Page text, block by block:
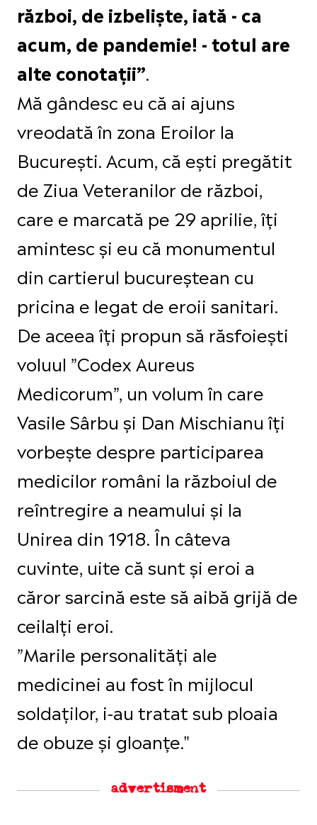
război, de izbeliște, iată - ca
acum, de pandemie! - totul are
alte conotații”.
Mă gândesc eu că ai ajuns
vreodată în zona Eroilor la
București. Acum, că ești pregătit
de Ziua Veteranilor de război,
care e marcată pe 29 aprilie, îți
amintesc și eu că monumentul
din cartierul bucureștean cu
pricina e legat de eroii sanitari.
De aceea îți propun să răsfoiești
voluul ”Codex Aureus
Medicorum”, un volum în care
Vasile Sârbu și Dan Mischianu îți
vorbește despre participarea
medicilor români la războiul de
reîntregire a neamului și la
Unirea din 1918. În câteva
cuvinte, uite că sunt și eroi a
căror sarcină este să aibă grijă de
ceilalți eroi.
”Marile personalități ale
medicinei au fost în mijlocul
soldaților, i-au tratat sub ploaia
de obuze și gloanțe."
advertisment